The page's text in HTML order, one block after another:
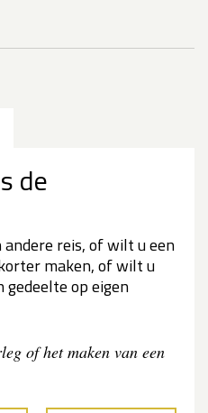
de
reis, of wilt u een
maken, of wilt u
op eigen
of het maken van een